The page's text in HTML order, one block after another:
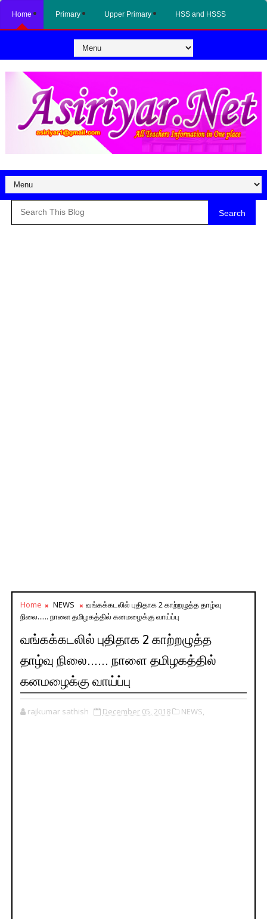
Home Primary Upper Primary HSS and HSSS
Search
Home NEWS
வங்கக்கடலில் புதிதாக 2 காற்றழுத்த தாழ்வு
நிலை...... நாளை தமிழகத்தில் கனமழைக்கு வாய்ப்பு
வங்கக்கடலில் புதிதாக 2 காற்றழுத்த
தாழ்வு நிலை...... நாளை தமிழகத்தில்
கனமழைக்கு வாய்ப்பு
rajkumar sathish December 05, 2018 NEWS,